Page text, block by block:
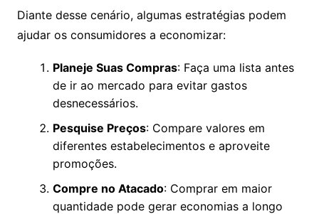
Diante desse cenário, algumas estratégias podem
ajudar os consumidores a economizar:
Planeje Suas Compras: Faça uma lista antes
de ir ao mercado para evitar gastos
desnecessários.
Pesquise Preços: Compare valores em
diferentes estabelecimentos e aproveite
promoções.
Compre no Atacado: Comprar em maior
quantidade pode gerar economias a longo